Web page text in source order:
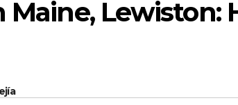
Maine, Lewiston: